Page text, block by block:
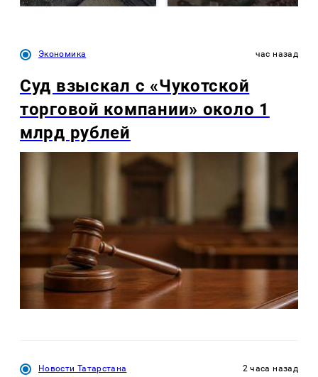
Экономика час назад
Суд взыскал с «Чукотской
торговой компании» около 1
млрд рублей
Новости Татарстана 2 часа назад